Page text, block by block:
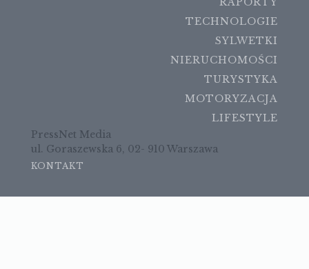
TECHNOLOGIE
SYLWETKI
NIERUCHOMOŚCI
TURYSTYKA
MOTORYZACJA
LIFESTYLE
PressNet Media
ul. Goraszewska 6, 02- 910 Warszawa
KONTAKT